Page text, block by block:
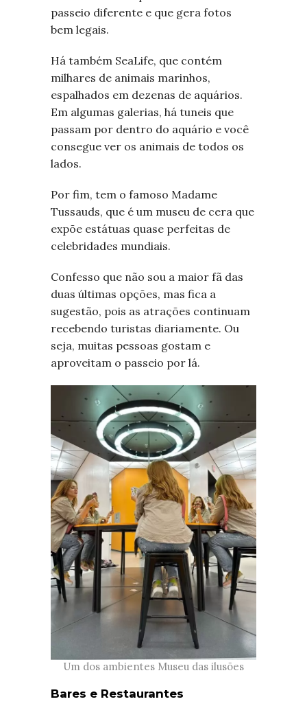
passeio diferente e que gera fotos
bem legais.
Há também SeaLife, que contém
milhares de animais marinhos,
espalhados em dezenas de aquários.
Em algumas galerias, há tuneis que
passam por dentro do aquário e você
consegue ver os animais de todos os
lados.
Por fim, tem o famoso Madame
Tussauds, que é um museu de cera que
expõe estátuas quase perfeitas de
celebridades mundiais.
Confesso que não sou a maior fã das
duas últimas opções, mas fica a
sugestão, pois as atrações continuam
recebendo turistas diariamente. Ou
seja, muitas pessoas gostam e
aproveitam o passeio por lá.
Um dos ambientes Museu das ilusões
Bares e Restaurantes